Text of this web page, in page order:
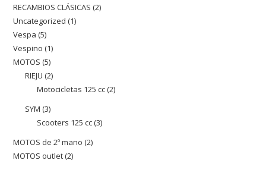
productos
RECAMBIOS CLÁSICAS 22
Uncategorized 11
Vespa 55
productos
Vespino 11
MOTOS 55
productos
RIEJU 22
productos
Motocicletas 125 cc 22
SYM 33
productos
Scooters 125 cc 33
MOTOS de 2º mano 22
MOTOS outlet 22